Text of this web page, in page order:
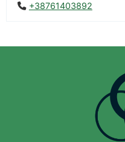
+38761403892